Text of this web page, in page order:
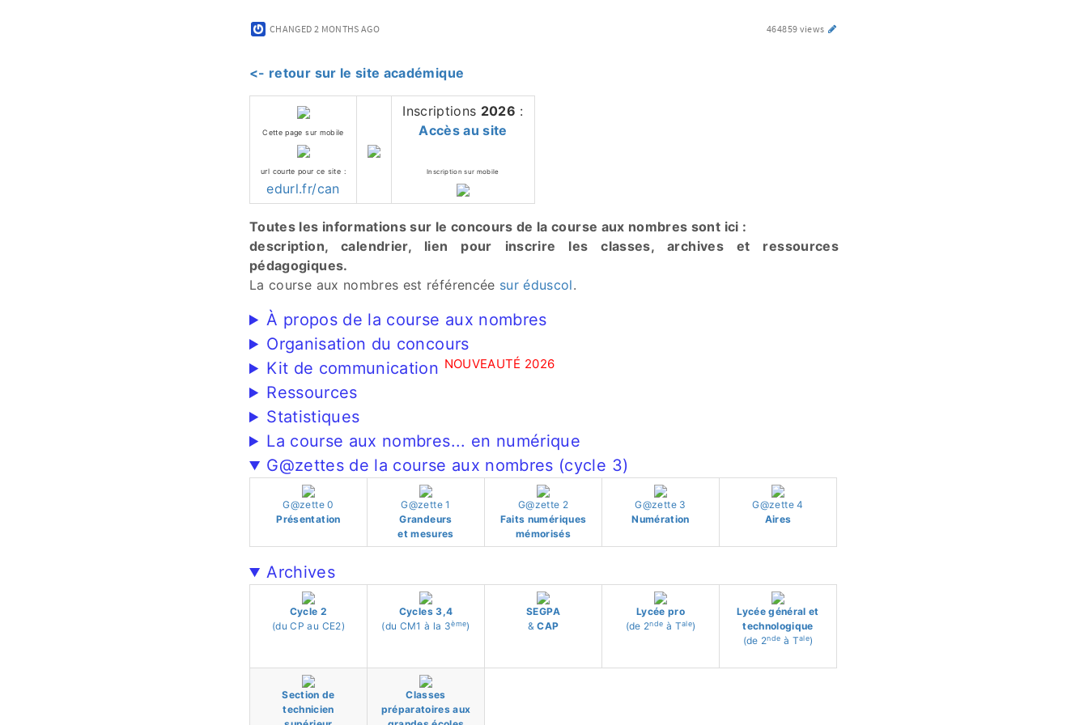
CHANGED 2 MONTHS AGO 464859 views
<- retour sur le site académique
Cette page sur mobile
url courte pour ce site :
edurl.fr/can
Inscriptions 2026 :
Accès au site
Inscription sur mobile
Toutes les informations sur le concours de la course aux nombres sont ici :
description, calendrier, lien pour inscrire les classes, archives et ressources
pédagogiques.
La course aux nombres est référencée sur éduscol.
À propos de la course aux nombres
Organisation du concours
Kit de communication NOUVEAUTÉ 2026
Ressources
Statistiques
La course aux nombres... en numérique
G@zettes de la course aux nombres (cycle 3)
G@zette 0
Présentation
G@zette 1
Grandeurs
et mesures
G@zette 2
Faits numériques
mémorisés
G@zette 3
Numération
G@zette 4
Aires
Archives
Cycle 2
(du CP au CE2)
Cycles 3,4
(du CM1 à la 3ème)
SEGPA
&CAP
Lycée pro
(de 2nde à Tale)
Lycée général et
technologique
(de 2nde à Tale)
Section de
technicien
Classes
préparatoires aux